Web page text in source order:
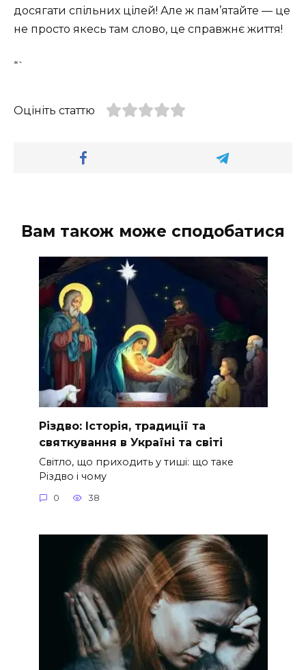
досягати спільних цілей! Але ж пам’ятайте — це
не просто якесь там слово, це справжнє життя!
“`
Оцініть статтю
Вам також може сподобатися
Різдво: Історія, традиції та
святкування в Україні та світі
Світло, що приходить у тиші: що таке
Різдво і чому
0 38